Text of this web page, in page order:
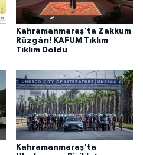
Kahramanmaraş'ta Zakkum
Rüzgârı! KAFUM Tıklım
Tıklım Doldu
Kahramanmaraş'ta